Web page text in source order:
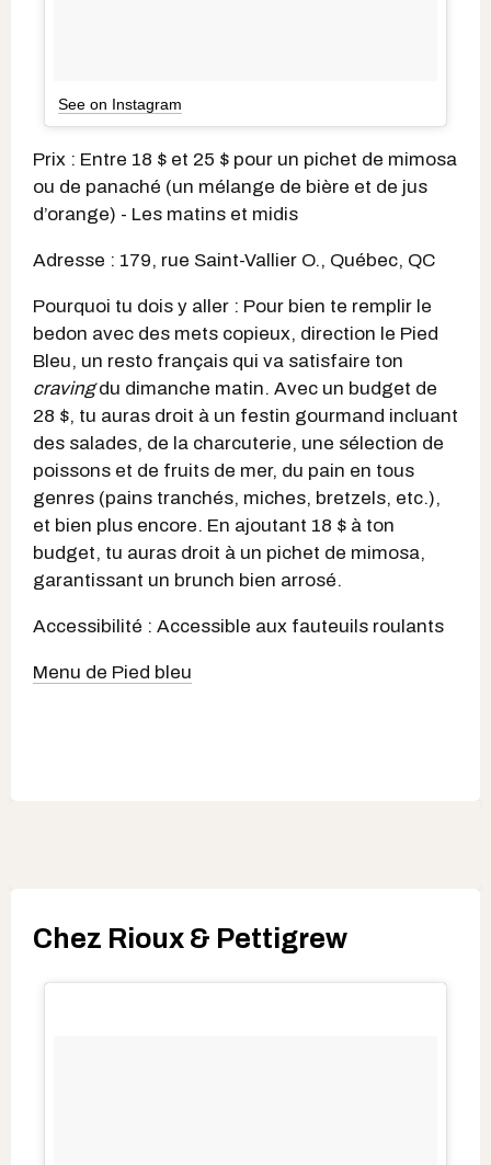
See on Instagram
Prix : Entre 18 $ et 25 $ pour un pichet de mimosa
ou de panaché (un mélange de bière et de jus
d’orange) - Les matins et midis
Adresse : 179, rue Saint-Vallier O., Québec, QC
Pourquoi tu dois y aller : Pour bien te remplir le
bedon avec des mets copieux, direction le Pied
Bleu, un resto français qui va satisfaire ton
cravingdu dimanche matin. Avec un budget de
28 $, tu auras droit à un festin gourmand incluant
des salades, de la charcuterie, une sélection de
poissons et de fruits de mer, du pain en tous
genres (pains tranchés, miches, bretzels, etc.),
et bien plus encore. En ajoutant 18 $ à ton
budget, tu auras droit à un pichet de mimosa,
garantissant un brunch bien arrosé.
Accessibilité : Accessible aux fauteuils roulants
Menu de Pied bleu
Chez Rioux & Pettigrew